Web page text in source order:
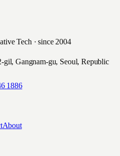
Tech · since 2004
gil, Gangnam-gu, Seoul, Republic
1886
About